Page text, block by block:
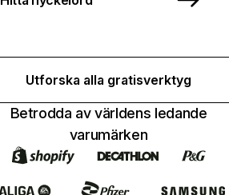
Utforska alla gratisverktyg
Betrodda av världens ledande
varumärken